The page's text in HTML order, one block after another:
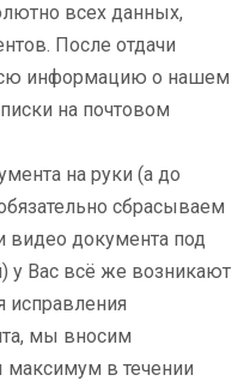
всех данных,
После отдачи
информацию о нашем
на почтовом
на руки (а до
сбрасываем
видео документа под
у Вас всё же возникают
исправления
мы вносим
в течении